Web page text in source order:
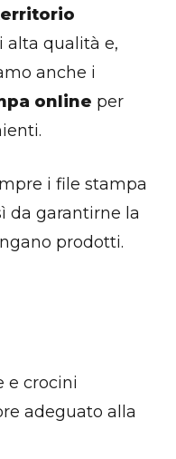
alta qualità e,
anche i
online per
i file stampa
da garantirne la
prodotti.
e crocini
adeguato alla